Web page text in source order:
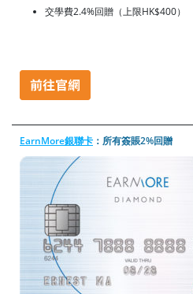
交學費2.4%回贈（上限HK$400）
EarnMore銀聯卡 ：所有簽賬2%回贈